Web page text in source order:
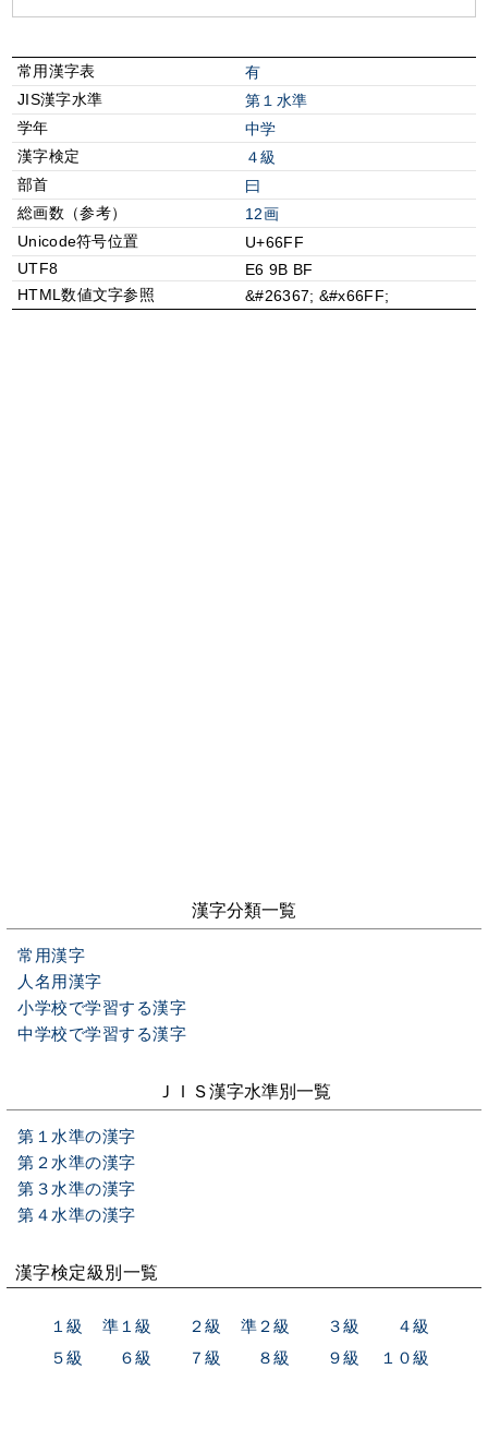
常用漢字表
有
JIS漢字水準
第１水準
学年
中学
漢字検定
４級
部首
⽈
総画数（参考）
12画
Unicode符号位置
U+66FF
UTF8
E6 9B BF
HTML数値文字参照
&#26367; &#x66FF;
漢字分類一覧
常用漢字
人名用漢字
小学校で学習する漢字
中学校で学習する漢字
ＪＩＳ漢字水準別一覧
第１水準の漢字
第２水準の漢字
第３水準の漢字
第４水準の漢字
漢字検定級別一覧
１級 準１級 ２級 準２級 ３級
４級
５級
６級 ７級 ８級 ９級 １０級